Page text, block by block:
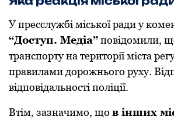
У пресслужбі міської ради у
“Доступ. Медіа”повідомили,
транспорту на території міста
правилами дорожнього руху.
відповідальності поліції.
Втім, зазначимо, що в інших